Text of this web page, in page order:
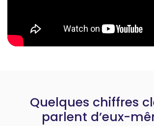
Quelques chiffres
parlent d’eux-